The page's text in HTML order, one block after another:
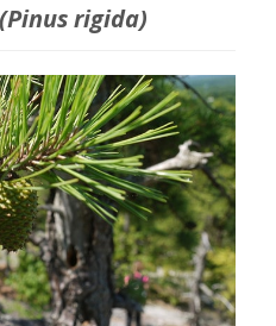
(Pinus rigida)